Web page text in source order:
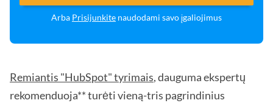
Arba Prisijunkite naudodami savo įgaliojimus
Remiantis "HubSpot" tyrimais, dauguma ekspertų
rekomenduoja** turėti vieną-tris pagrindinius